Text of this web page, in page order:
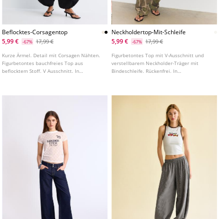
Beflocktes-Corsagentop
5,99 €
-67% 17,99 €
Kurze Ärmel. Detail mit Corsagen Nähten.
Figurbetontes bauchfreies Top aus
beflocktem Stoff. V Ausschnitt. In
Neckholdertop-Mit-Schleife
5,99 €
-67% 17,99 €
Figurbetontes Top mit V-Ausschnitt und
verstellbarem Neckholder-Träger mit
Bindeschleife. Rückenfrei. In